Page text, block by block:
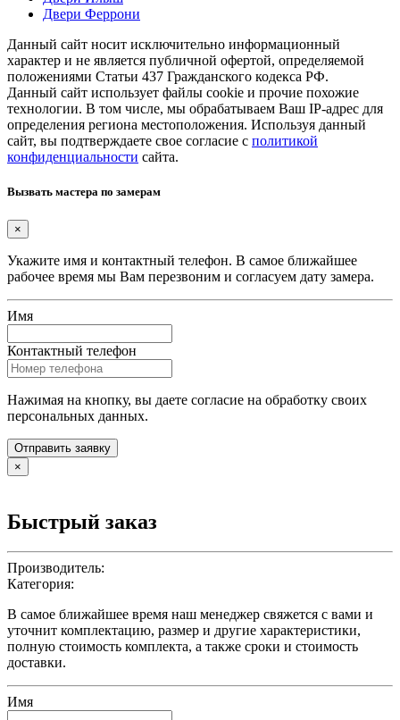
Двери Феррони
Данный сайт носит исключительно информационный
характер и не является публичной офертой, определяемой
положениями Статьи 437 Гражданского кодекса РФ.
Данный сайт использует файлы cookie и прочие похожие
технологии. В том числе, мы обрабатываем Ваш IP-адрес для
определения региона местоположения. Используя данный
сайт, вы подтверждаете свое согласие с политикой
конфиденциальности сайта.
Вызвать мастера по замерам
×
Укажите имя и контактный телефон. В самое ближайшее
рабочее время мы Вам перезвоним и согласуем дату замера.
Имя
Контактный телефон
Нажимая на кнопку, вы даете согласие на обработку своих
персональных данных.
Отправить заявку
×
Быстрый заказ
Производитель:
Категория:
В самое ближайшее время наш менеджер свяжется с вами и
уточнит комплектацию, размер и другие характеристики,
полную стоимость комплекта, а также сроки и стоимость
доставки.
Имя